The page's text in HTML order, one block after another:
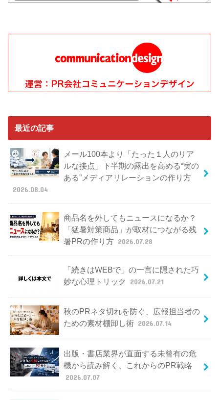
最近の記事
メール100本より「たった１人のリア
ルな接点」下半期の露出を高める“実の
ある”メディアリレーションの作り方
2026.08.04
商品名を外してもニュースになるか？
「猛暑対策商品」が取材につながる残
暑PRの作り方 2026.07.28
「続きはWEBで」の一言に隠された巧
妙な心理トリック
2026.07.21
秋のPRネタ切れを防ぐ、広報担当者の
ための素材棚卸し術 2026.07.14
出版・書店業界が直面する未曾有の危
機から読み解く、これからのPR戦略
2026.07.07